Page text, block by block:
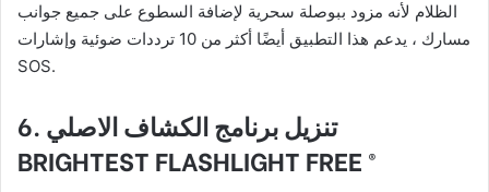
الظلام لأنه مزود ببوصلة سحرية لإضافة السطوع على جميع جوانب
مسارك ، يدعم هذا التطبيق أيضًا أكثر من 10 ترددات ضوئية وإشارات
SOS.
6. تنزيل برنامج الكشاف الاصلي
BRIGHTEST FLASHLIGHT FREE ®